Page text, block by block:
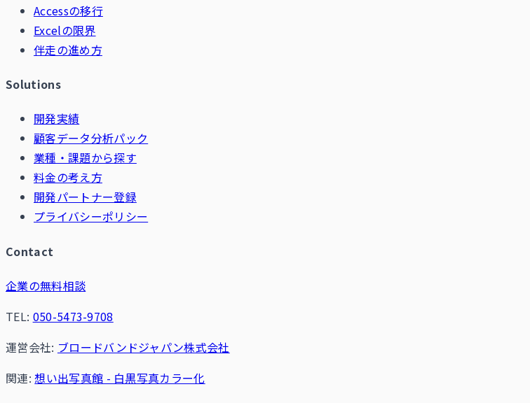
Accessの移行
Excelの限界
伴走の進め方
Solutions
開発実績
顧客データ分析パック
業種・課題から探す
料金の考え方
開発パートナー登録
プライバシーポリシー
Contact
企業の無料相談
TEL: 050-5473-9708
運営会社: ブロードバンドジャパン株式会社
関連:想い出写真館 - 白黒写真カラー化